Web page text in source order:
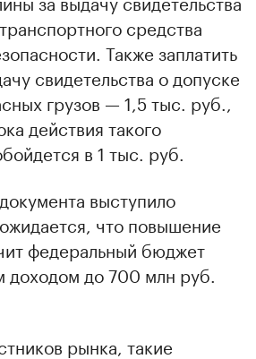
средства
Также заплатить
свидетельства о допуске
грузов — 1,5 тыс. руб.,
действия такого
в 1 тыс. руб.
выступило
что повышение
федеральный бюджет
доходом до 700 млн руб.
рынка, такие